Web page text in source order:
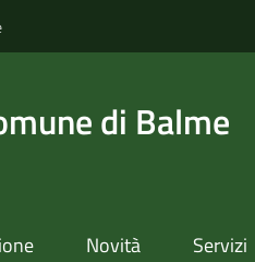
di Balme
Novità Servizi